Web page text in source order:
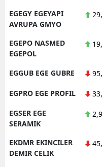
EGEGY EGEYAPI
AVRUPA GMYO
EGEPO NASMED
EGEPOL
EGGUB EGE GUBRE
EGPRO EGE PROFIL
EGSER EGE
SERAMIK
EKDMR EKINCILER
DEMIR CELIK